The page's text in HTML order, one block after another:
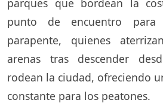
punto de encuentro
parapente, quienes
arenas tras descender
rodean la ciudad, ofreciendo
constante para los peatones.